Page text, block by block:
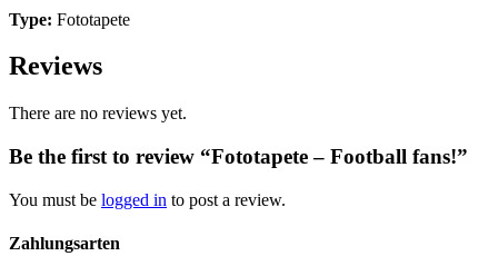
Type: Fototapete
Reviews
There are no reviews yet.
Be the first to review “Fototapete – Football fans!”
You must be logged in to post a review.
Zahlungsarten